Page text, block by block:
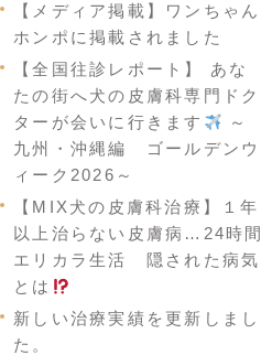
【メディア掲載】ワンちゃん
ホンポに掲載されました
【全国往診レポート】 あな
たの街へ犬の皮膚科専門ドク
ターが会いに行きます
～
九州・沖縄編 ゴールデンウ
ィーク2026～
【MIX犬の皮膚科治療】１年
以上治らない皮膚病…24時間
エリカラ生活 隠された病気
とは
新しい治療実績を更新しまし
た。